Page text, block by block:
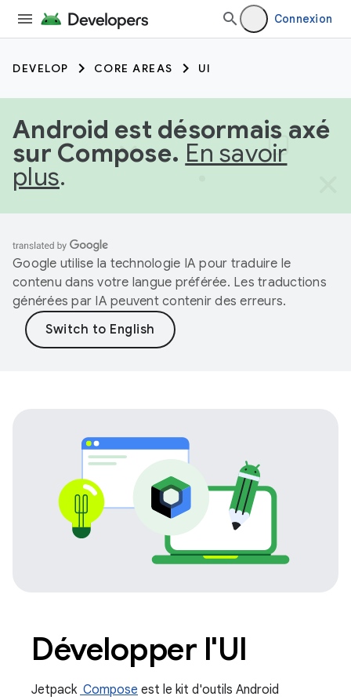
Connexion
DEVELOP CORE AREAS UI
Android est désormais axé
sur Compose. En savoir
plus.
Google utilise la technologie IA pour traduire le
contenu dans votre langue préférée. Les traductions
générées par IA peuvent contenir des erreurs.
Développer l'UI
Jetpack Compose est le kit d'outils Android